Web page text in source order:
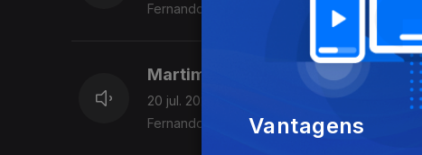
Fernando Alvim recebe o criativo.
Martim Sousa Tavares
20 jul. 2026
Fernando Alvim recebe o maestro e autor.
Vantagens